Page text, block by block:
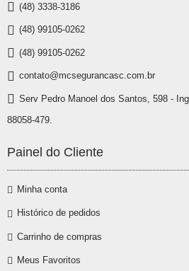
(48) 3338-3186
(48) 99105-0262
(48) 99105-0262
contato@mcsegurancasc.com.br
Serv Pedro Manoel dos Santos, 598 -
88058-479.
Painel do Cliente
Minha conta
Histórico de pedidos
Carrinho de compras
Meus Favoritos